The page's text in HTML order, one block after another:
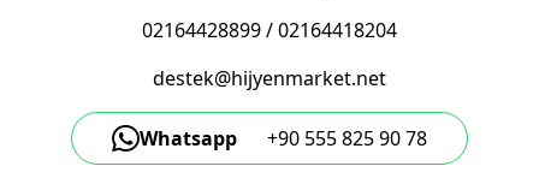
02164428899/02164418204
destek@hijyenmarket.net
Whatsapp +90 555 825 90 78